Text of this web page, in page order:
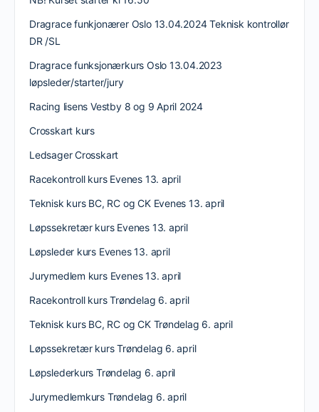
Dragrace funkjonærer Oslo 13.04.2024 Teknisk kontrollør
DR /SL
Dragrace funksjonærkurs Oslo 13.04.2023
løpsleder/starter/jury
Racing lisens Vestby 8 og 9 April 2024
Crosskart kurs
Ledsager Crosskart
Racekontroll kurs Evenes 13. april
Teknisk kurs BC, RC og CK Evenes 13. april
Løpssekretær kurs Evenes 13. april
Løpsleder kurs Evenes 13. april
Jurymedlem kurs Evenes 13. april
Racekontroll kurs Trøndelag 6. april
Teknisk kurs BC, RC og CK Trøndelag 6. april
Løpssekretær kurs Trøndelag 6. april
Løpslederkurs Trøndelag 6. april
Jurymedlemkurs Trøndelag 6. april